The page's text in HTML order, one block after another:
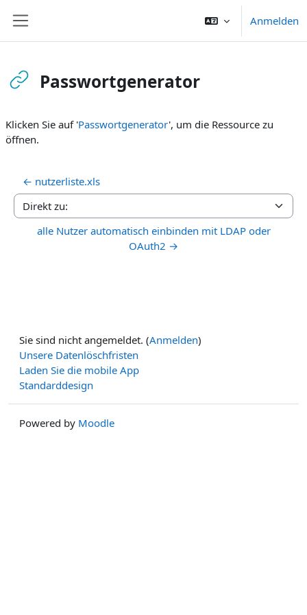
Anmelden
Passwortgenerator
Klicken Sie auf 'Passwortgenerator', um die Ressource zu
öffnen.
← nutzerliste.xls
Direkt zu:
alle Nutzer automatisch einbinden mit LDAP oder
OAuth2 →
Sie sind nicht angemeldet. (Anmelden)
Unsere Datenlöschfristen
Laden Sie die mobile App
Standarddesign
Powered by Moodle